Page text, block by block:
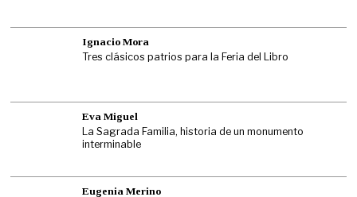
Ignacio Mora
Tres clásicos patrios para la Feria del Libro
Eva Miguel
La Sagrada Familia, historia de un monumento
interminable
Eugenia Merino